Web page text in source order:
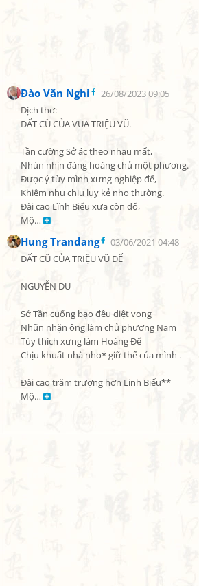
Đào Văn Nghi
26/08/2023 09:05
Dịch thơ:
ĐẤT CŨ CỦA VUA TRIỆU VŨ.
Tần cường Sở ác theo nhau mất,
Nhún nhịn đàng hoàng chủ một phương.
Được ý tùy mình xưng nghiệp đế,
Khiêm nhu chịu lụy kẻ nho thường.
Đài cao Lĩnh Biểu xưa còn đổ,
Mộ…
Hung Trandang
03/06/2021 04:48
ĐẤT CŨ CỦA TRIỆU VŨ ĐẾ
NGUYỄN DU
Sở Tần cuống bạo đều diệt vong
Nhũn nhặn ông làm chủ phương Nam
Tùy thích xưng làm Hoàng Đế
Chịu khuất nhà nho* giữ thế của mình .
Đài cao trăm trượng hơn Linh Biểu**
Mộ…